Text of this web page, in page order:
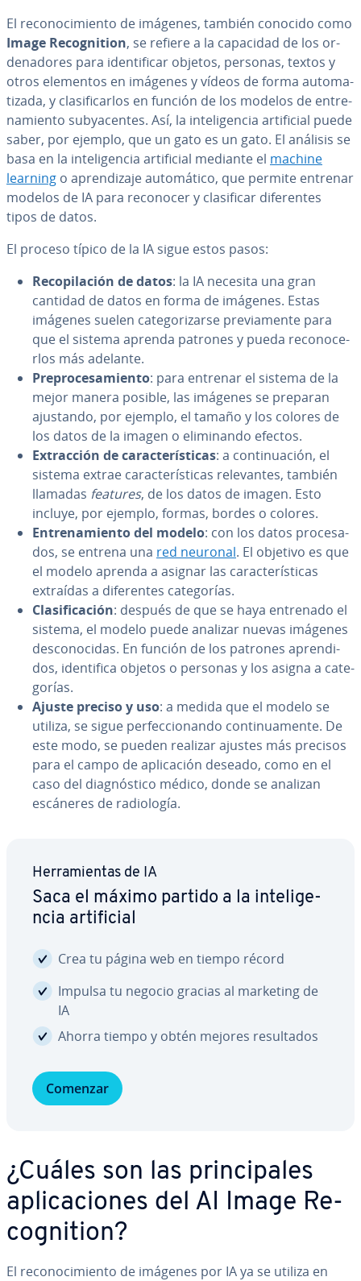
El re­co­no­ci­mie­n­to de imágenes, también conocido como
Image Re­co­g­ni­tion, se refiere a la capacidad de los or­
de­na­do­res para ide­n­ti­fi­car objetos, personas, textos y
otros elementos en imágenes y vídeos de forma au­to­ma­
ti­za­da, y cla­si­fi­car­los en función de los modelos de en­tre­
na­mie­n­to su­b­ya­ce­n­tes. Así, la in­te­li­ge­n­cia ar­ti­fi­cial puede
saber, por ejemplo, que un gato es un gato. El análisis se
basa en la in­te­li­ge­n­cia ar­ti­fi­cial mediante el machine
learning o apre­n­di­za­je au­to­má­ti­co, que permite entrenar
modelos de IA para reconocer y cla­si­fi­car di­fe­re­n­tes
tipos de datos.
El proceso típico de la IA sigue estos pasos:
Re­co­pi­la­ción de datos: la IA necesita una gran
cantidad de datos en forma de imágenes. Estas
imágenes suelen ca­te­go­ri­zar­se pre­via­me­n­te para
que el sistema aprenda patrones y pueda re­co­no­ce­
r­los más adelante.
Pre­pro­ce­sa­mie­n­to: para entrenar el sistema de la
mejor manera posible, las imágenes se preparan
ajustando, por ejemplo, el tamaño y los colores de
los datos de la imagen o eli­mi­na­n­do efectos.
Ex­tra­c­ción de ca­ra­c­te­rí­s­ti­cas: a co­n­ti­nua­ción, el
sistema extrae ca­ra­c­te­rí­s­ti­cas re­le­va­n­tes, también
llamadas features, de los datos de imagen. Esto
incluye, por ejemplo, formas, bordes o colores.
En­tre­na­mie­n­to del modelo: con los datos pro­ce­sa­
dos, se entrena una red neuronal. El objetivo es que
el modelo aprenda a asignar las ca­ra­c­te­rí­s­ti­cas
extraídas a di­fe­re­n­tes ca­te­go­rías.
Cla­si­fi­ca­ción: después de que se haya entrenado el
sistema, el modelo puede analizar nuevas imágenes
de­s­co­no­ci­das. En función de los patrones apre­n­di­
dos, ide­n­ti­fi­ca objetos o personas y los asigna a ca­te­
go­rías.
Ajuste preciso y uso: a medida que el modelo se
utiliza, se sigue pe­r­fe­c­cio­na­n­do co­n­ti­nua­me­n­te. De
este modo, se pueden realizar ajustes más precisos
para el campo de apli­ca­ción deseado, como en el
caso del dia­g­nó­s­ti­co médico, donde se analizan
escáneres de ra­dio­lo­gía.
He­rra­mie­n­tas de IA
Saca el máximo partido a la in­te­li­ge­
n­cia ar­ti­fi­cial
Crea tu página web en tiempo récord
Impulsa tu negocio gracias al marketing de
IA
Ahorra tiempo y obtén mejores re­su­l­ta­dos
Comenzar
¿Cuáles son las pri­n­ci­pa­les
apli­ca­cio­nes del AI Image Re­
co­g­ni­tion?
El re­co­no­ci­mie­n­to de imágenes por IA ya se utiliza en